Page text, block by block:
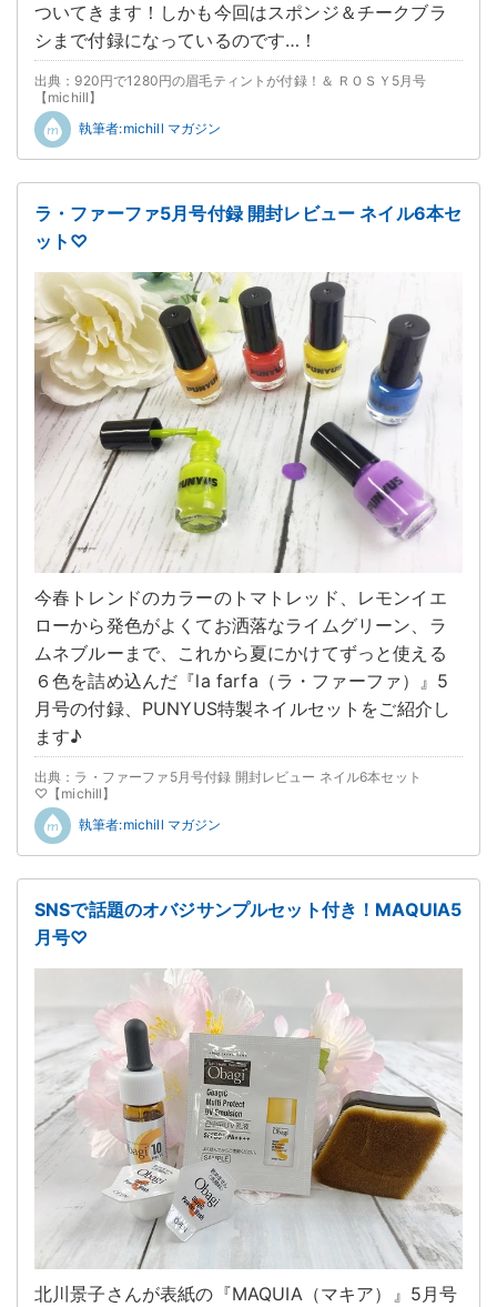
ついてきます！しかも今回はスポンジ＆チークブラ
シまで付録になっているのです…！
出典：920円で1280円の眉毛ティントが付録！＆ ＲＯＳＹ5月号
【michill】
執筆者:michill マガジン
ラ・ファーファ5月号付録 開封レビュー ネイル6本セ
ット♡
今春トレンドのカラーのトマトレッド、レモンイエ
ローから発色がよくてお洒落なライムグリーン、ラ
ムネブルーまで、これから夏にかけてずっと使える
６色を詰め込んだ『la farfa（ラ・ファーファ）』5
月号の付録、PUNYUS特製ネイルセットをご紹介し
ます♪
出典：ラ・ファーファ5月号付録 開封レビュー ネイル6本セット
♡【michill】
執筆者:michill マガジン
SNSで話題のオバジサンプルセット付き！MAQUIA5
月号♡
北川景子さんが表紙の『MAQUIA（マキア）』5月号